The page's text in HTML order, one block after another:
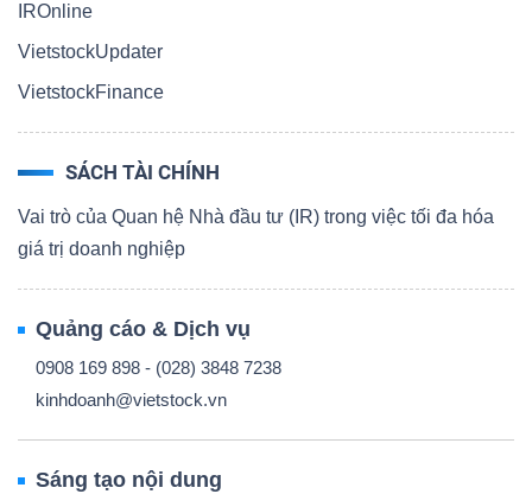
IROnline
VietstockUpdater
VietstockFinance
SÁCH TÀI CHÍNH
Vai trò của Quan hệ Nhà đầu tư (IR) trong việc tối đa hóa
giá trị doanh nghiệp
Quảng cáo & Dịch vụ
0908 169 898 - (028) 3848 7238
kinhdoanh@vietstock.vn
Sáng tạo nội dung